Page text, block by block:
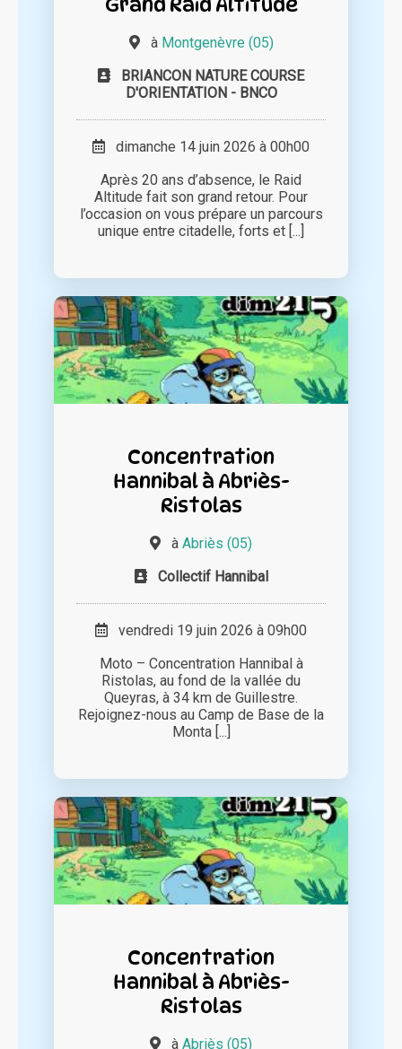
à Montgenèvre (05)
BRIANCON NATURE COURSE
D'ORIENTATION - BNCO
dimanche 14 juin 2026 à 00h00
Après 20 ans d’absence, le Raid
Altitude fait son grand retour. Pour
l’occasion on vous prépare un parcours
unique entre citadelle, forts et [...]
Concentration
Hannibal à Abriès-
Ristolas
à Abriès (05)
Collectif Hannibal
vendredi 19 juin 2026 à 09h00
Moto – Concentration Hannibal à
Ristolas, au fond de la vallée du
Queyras, à 34 km de Guillestre.
Rejoignez-nous au Camp de Base de la
Monta [...]
Concentration
Hannibal à Abriès-
Ristolas
à Abriès (05)